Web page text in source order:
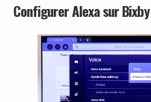
Configurer Alexa sur Bixby